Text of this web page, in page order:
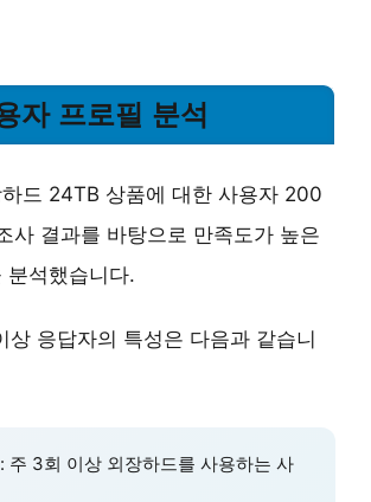
자 프로필 분석
드 24TB 상품에 대한 사용자 200
사 결과를 바탕으로 만족도가 높은
분석했습니다.
상 응답자의 특성은 다음과 같습니
주 3회 이상 외장하드를 사용하는 사